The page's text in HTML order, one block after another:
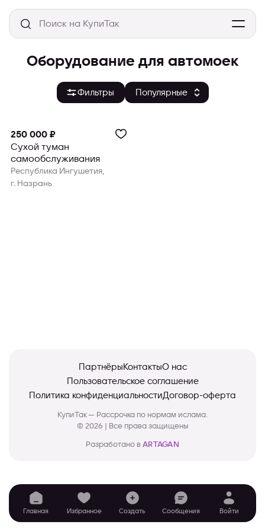
Оборудование для автомоек
Фильтры
250 000 ₽
Сухой туман
самообслуживания
Республика Ингушетия,
г. Назрань
ПартнёрыКонтактыО нас
Пользовательское соглашение
Политика конфиденциальностиДоговор-оферта
КупиТак — Рассрочка по нормам ислама.
© 2026 | Все права защищены
Разработано в ARTAGAN
Главная Избранное Создать Сообщения Войти